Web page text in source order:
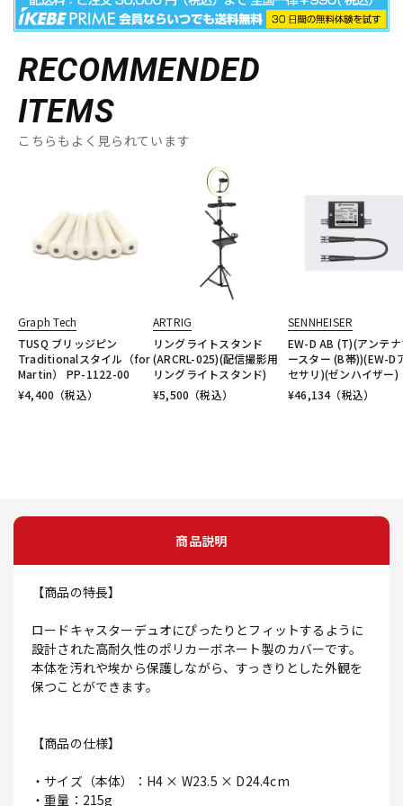
RECOMMENDED
ITEMS
こちらもよく見られています
Graph Tech
TUSQ ブリッジピン
Traditionalスタイル（for
Martin） PP-1122-00
¥4,400 （税込）
ARTRIG
リングライトスタンド
(ARCRL-025)(配信撮影用
リングライトスタンド)
¥5,500 （税込）
SENNHEISER
EW-D AB (T)(アンテ
ースター (B帯))(EW-D
セサリ)(ゼンハイザー)
¥46,134（税込）
商品説明
【商品の特長】
ロードキャスターデュオにぴったりとフィットするように
設計された高耐久性のポリカーボネート製のカバーです。
本体を汚れや埃から保護しながら、すっきりとした外観を
保つことができます。
【商品の仕様】
・サイズ（本体）：H4 × W23.5 × D24.4cm
・重量：215g